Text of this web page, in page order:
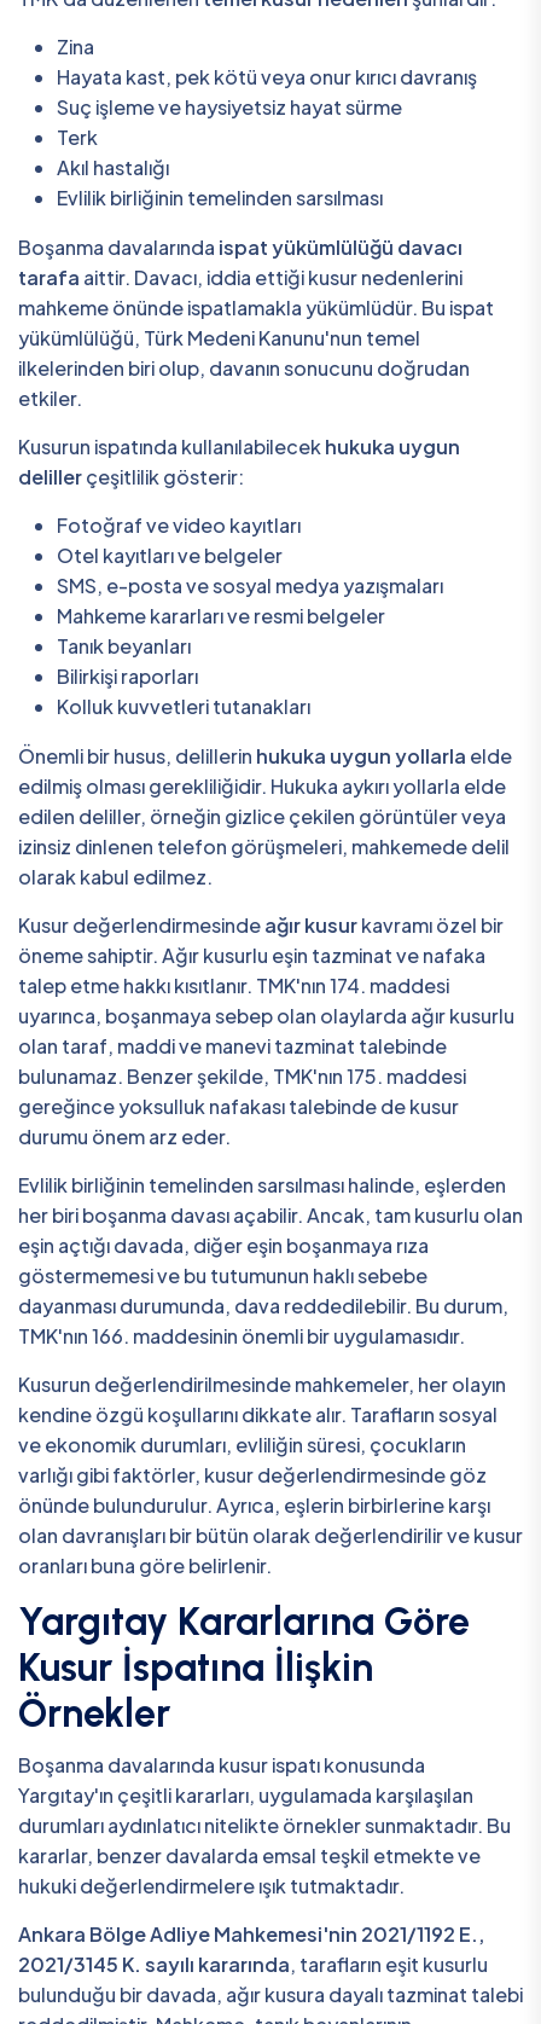
Zina
Hayata kast, pek kötü veya onur kırıcı davranış
Suç işleme ve haysiyetsiz hayat sürme
Terk
Akıl hastalığı
Evlilik birliğinin temelinden sarsılması
Boşanma davalarında ispat yükümlülüğü davacı
tarafa aittir. Davacı, iddia ettiği kusur nedenlerini
mahkeme önünde ispatlamakla yükümlüdür. Bu ispat
yükümlülüğü, Türk Medeni Kanunu'nun temel
ilkelerinden biri olup, davanın sonucunu doğrudan
etkiler.
Kusurun ispatında kullanılabilecek hukuka uygun
delillerçeşitlilik gösterir:
Fotoğraf ve video kayıtları
Otel kayıtları ve belgeler
SMS, e-posta ve sosyal medya yazışmaları
Mahkeme kararları ve resmi belgeler
Tanık beyanları
Bilirkişi raporları
Kolluk kuvvetleri tutanakları
Önemli bir husus, delillerin hukuka uygun yollarla elde
edilmiş olması gerekliliğidir. Hukuka aykırı yollarla elde
edilen deliller, örneğin gizlice çekilen görüntüler veya
izinsiz dinlenen telefon görüşmeleri, mahkemede delil
olarak kabul edilmez.
Kusur değerlendirmesindeağır kusurkavramı özel bir
öneme sahiptir. Ağır kusurlu eşin tazminat ve nafaka
talep etme hakkı kısıtlanır. TMK'nın 174. maddesi
uyarınca, boşanmaya sebep olan olaylarda ağır kusurlu
olan taraf, maddi ve manevi tazminat talebinde
bulunamaz. Benzer şekilde, TMK'nın 175. maddesi
gereğince yoksulluk nafakası talebinde de kusur
durumu önem arz eder.
Evlilik birliğinin temelinden sarsılması halinde, eşlerden
her biri boşanma davası açabilir. Ancak, tam kusurlu olan
eşin açtığı davada, diğer eşin boşanmaya rıza
göstermemesi ve bu tutumunun haklı sebebe
dayanması durumunda, dava reddedilebilir. Bu durum,
TMK'nın 166. maddesinin önemli bir uygulamasıdır.
Kusurun değerlendirilmesinde mahkemeler, her olayın
kendine özgü koşullarını dikkate alır. Tarafların sosyal
ve ekonomik durumları, evliliğin süresi, çocukların
varlığı gibi faktörler, kusur değerlendirmesinde göz
önünde bulundurulur. Ayrıca, eşlerin birbirlerine karşı
olan davranışları bir bütün olarak değerlendirilir ve kusur
oranları buna göre belirlenir.
Yargıtay Kararlarına Göre
Kusur İspatına İlişkin
Örnekler
Boşanma davalarında kusur ispatı konusunda
Yargıtay'ın çeşitli kararları, uygulamada karşılaşılan
durumları aydınlatıcı nitelikte örnekler sunmaktadır. Bu
kararlar, benzer davalarda emsal teşkil etmekte ve
hukuki değerlendirmelere ışık tutmaktadır.
Ankara Bölge Adliye Mahkemesi'nin 2021/1192 E.,
2021/3145 K. sayılı kararında, tarafların eşit kusurlu
bulunduğu bir davada, ağır kusura dayalı tazminat talebi